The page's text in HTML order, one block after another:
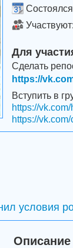
Участвуют:
Для
Сделать
https://
Вступить в
https://
https://
условия